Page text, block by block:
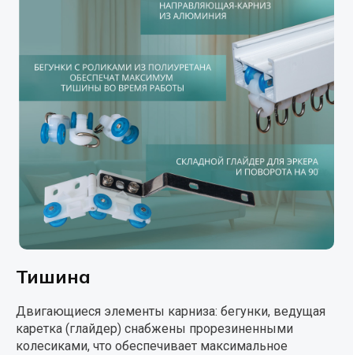
Тишина
Двигающиеся элементы карниза: бегунки, ведущая
каретка (глайдер) снабжены прорезиненными
колесиками, что обеспечивает максимальное